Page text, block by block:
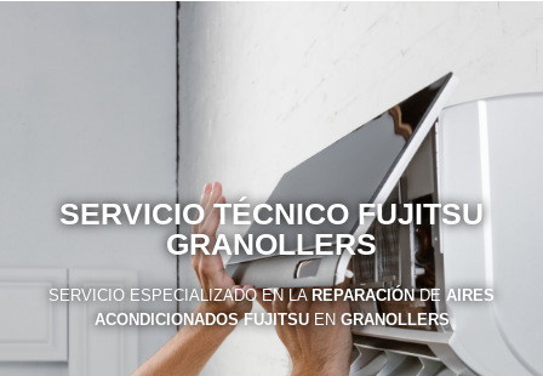
SERVICIO TÉCNICO FUJITSU
GRANOLLERS
SERVICIO ESPECIALIZADO EN LA REPARACIÓNDEAIRES
ACONDICIONADOS FUJITSU EN GRANOLLERS